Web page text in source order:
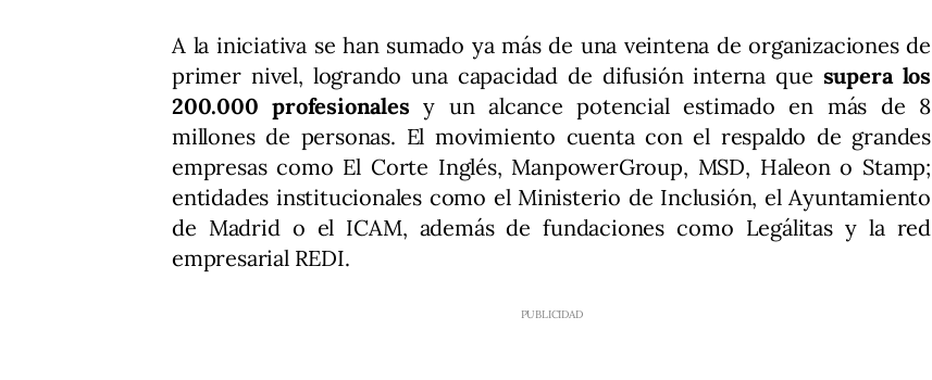
A la iniciativa se han sumado ya más de una veintena de organizaciones de
primer nivel, logrando una capacidad de difusión interna que supera los
200.000 profesionales y un alcance potencial estimado en más de 8
millones de personas. El movimiento cuenta con el respaldo de grandes
empresas como El Corte Inglés, ManpowerGroup, MSD, Haleon o Stamp;
entidades institucionales como el Ministerio de Inclusión, el Ayuntamiento
de Madrid o el ICAM, además de fundaciones como Legálitas y la red
empresarial REDI.